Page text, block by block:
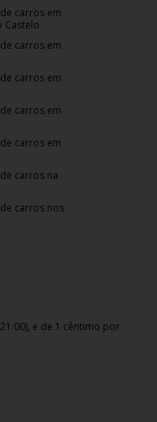
carros em
Castelo
carros em
carros em
carros em
carros em
carros na
carros nos
e de 1 cêntimo por